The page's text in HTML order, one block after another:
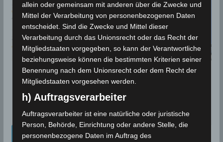
27 Nov 2023: Erdbeben südlich von
Gafsa [M2.7]
27. November 2023
Kalenderblatt Neu
allein oder gemeinsam mit anderen über die Zwecke und
Mittel der Verarbeitung von personenbezogenen Daten
entscheidet. Sind die Zwecke und Mittel dieser
Verarbeitung durch das Unionsrecht oder das Recht der
Mitgliedstaaten vorgegeben, so kann der Verantwortliche
beziehungsweise können die bestimmten Kriterien seiner
Benennung nach dem Unionsrecht oder dem Recht der
Mitgliedstaaten vorgesehen werden.
h) Auftragsverarbeiter
Auftragsverarbeiter ist eine natürliche oder juristische
Person, Behörde, Einrichtung oder andere Stelle, die
personenbezogene Daten im Auftrag des